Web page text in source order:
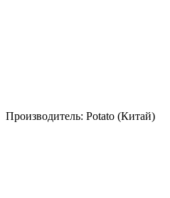
Производитель: Potato (Китай)